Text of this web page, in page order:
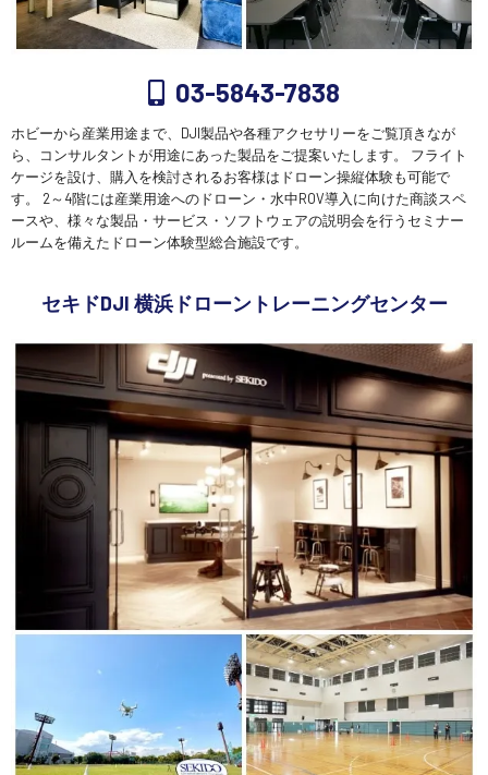
03-5843-7838
ホビーから産業用途まで、DJI製品や各種アクセサリーをご覧頂きなが
ら、コンサルタントが用途にあった製品をご提案いたします。 フライト
ケージを設け、購入を検討されるお客様はドローン操縦体験も可能で
す。 2～4階には産業用途へのドローン・水中ROV導入に向けた商談スペ
ースや、様々な製品・サービス・ソフトウェアの説明会を行うセミナー
ルームを備えたドローン体験型総合施設です。
セキドDJI 横浜ドローントレーニングセンター